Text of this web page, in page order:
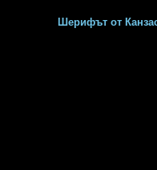
Шерифът от